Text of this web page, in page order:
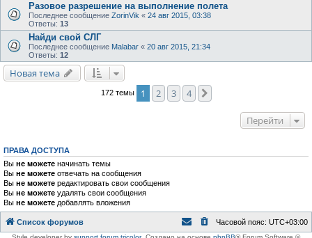
Разовое разрешение на выполнение полета
Последнее сообщение ZorinVik « 24 авг 2015, 03:38
Ответы: 13
Найди свой СЛГ
Последнее сообщение Malabar « 20 авг 2015, 21:34
Ответы: 12
Новая тема
172 темы 1 2 3 4
Перейти
ПРАВА ДОСТУПА
Вы не можете начинать темы
Вы не можете отвечать на сообщения
Вы не можете редактировать свои сообщения
Вы не можете удалять свои сообщения
Вы не можете добавлять вложения
Список форумов Часовой пояс: UTC+03:00